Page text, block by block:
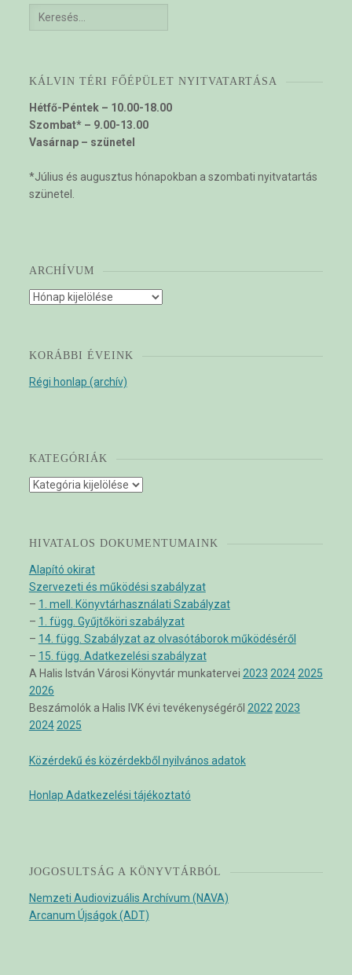
Keresés:
KÁLVIN TÉRI FŐÉPÜLET NYITVATARTÁSA
Hétfő-Péntek – 10.00-18.00
Szombat* – 9.00-13.00
Vasárnap – szünetel
*Július és augusztus hónapokban a szombati nyitvatartás
szünetel.
ARCHÍVUM
Archívum
KORÁBBI ÉVEINK
Régi honlap (archív)
KATEGÓRIÁK
Kategóriák
HIVATALOS DOKUMENTUMAINK
Alapító okirat
Szervezeti és működési szabályzat
– 1. mell. Könyvtárhasználati Szabályzat
– 1. függ. Gyűjtőköri szabályzat
– 14. függ. Szabályzat az olvasótáborok működéséről
– 15. függ. Adatkezelési szabályzat
A Halis István Városi Könyvtár munkatervei 2023 2024 2025
2026
Beszámolók a Halis IVK évi tevékenységéről 2022 2023
2024 2025
Közérdekű és közérdekből nyilvános adatok
Honlap Adatkezelési tájékoztató
JOGOSULTSÁG A KÖNYVTÁRBÓL
Nemzeti Audiovizuális Archívum (NAVA)
Arcanum Újságok (ADT)